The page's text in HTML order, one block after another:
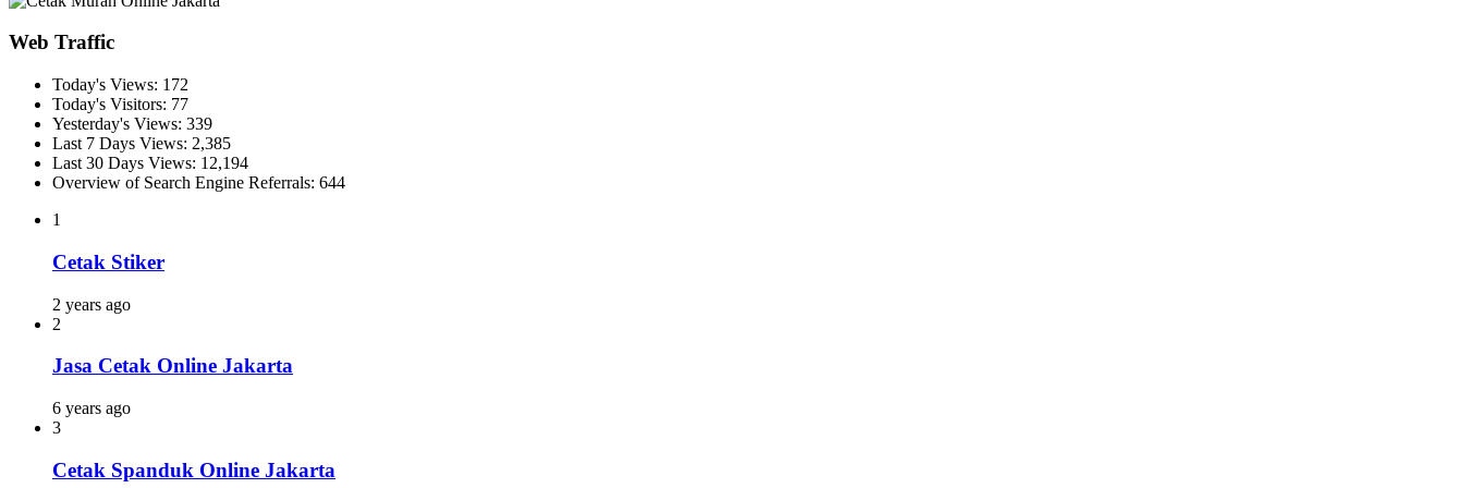
Web Traffic
Today's Views: 172
Today's Visitors: 77
Yesterday's Views: 339
Last 7 Days Views: 2,385
Last 30 Days Views: 12,194
Overview of Search Engine Referrals: 644
1
Cetak Stiker
2 years ago
2
Jasa Cetak Online Jakarta
6 years ago
3
Cetak Spanduk Online Jakarta